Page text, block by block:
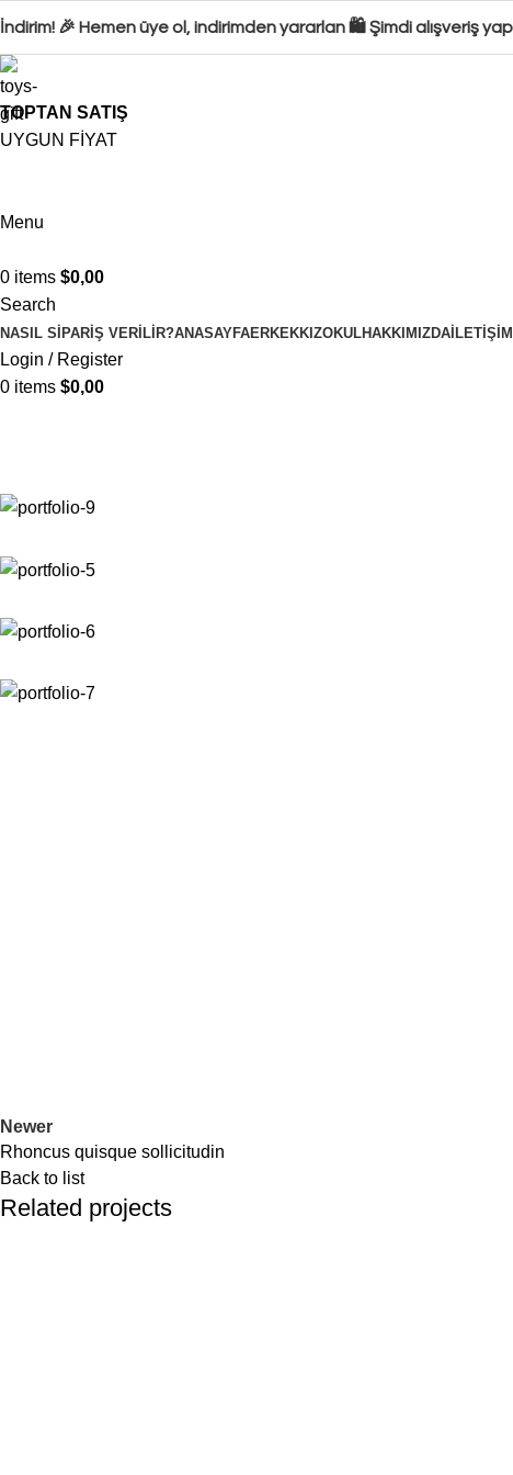
🎉 Hemen üye ol, indirimden yararlan 🛍️ Şimdi alışveriş yap!
TOPTAN SATIŞ
UYGUN FİYAT
Menu
0 items $0,00
Search
NASIL SIPARIŞ VERILIR?ANASAYFAERKEKKIZOKULHAKKIMIZDA İLETIŞIM
Login / Register
0 items $0,00
Newer
Rhoncus quisque sollicitudin
Back to list
Related projects